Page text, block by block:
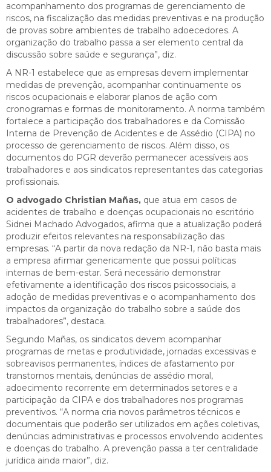
acompanhamento dos programas de gerenciamento de
riscos, na fiscalização das medidas preventivas e na produção
de provas sobre ambientes de trabalho adoecedores. A
organização do trabalho passa a ser elemento central da
discussão sobre saúde e segurança”, diz.
A NR-1 estabelece que as empresas devem implementar
medidas de prevenção, acompanhar continuamente os
riscos ocupacionais e elaborar planos de ação com
cronogramas e formas de monitoramento. A norma também
fortalece a participação dos trabalhadores e da Comissão
Interna de Prevenção de Acidentes e de Assédio (CIPA) no
processo de gerenciamento de riscos. Além disso, os
documentos do PGR deverão permanecer acessíveis aos
trabalhadores e aos sindicatos representantes das categorias
profissionais.
O advogado Christian Mañas, que atua em casos de
acidentes de trabalho e doenças ocupacionais no escritório
Sidnei Machado Advogados, afirma que a atualização poderá
produzir efeitos relevantes na responsabilização das
empresas. “A partir da nova redação da NR-1, não basta mais
a empresa afirmar genericamente que possui políticas
internas de bem-estar. Será necessário demonstrar
efetivamente a identificação dos riscos psicossociais, a
adoção de medidas preventivas e o acompanhamento dos
impactos da organização do trabalho sobre a saúde dos
trabalhadores”, destaca.
Segundo Mañas, os sindicatos devem acompanhar
programas de metas e produtividade, jornadas excessivas e
sobreavisos permanentes, índices de afastamento por
transtornos mentais, denúncias de assédio moral,
adoecimento recorrente em determinados setores e a
participação da CIPA e dos trabalhadores nos programas
preventivos. “A norma cria novos parâmetros técnicos e
documentais que poderão ser utilizados em ações coletivas,
denúncias administrativas e processos envolvendo acidentes
e doenças do trabalho. A prevenção passa a ter centralidade
jurídica ainda maior”, diz.